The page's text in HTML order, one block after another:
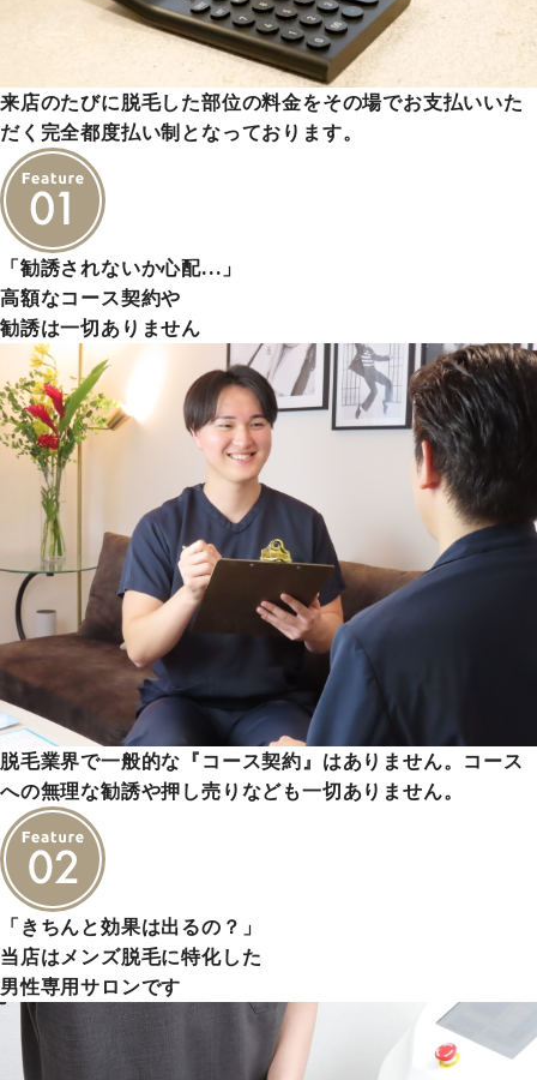
来店のたびに脱毛した部位の料金をその場でお支払いいた
だく完全都度払い制となっております。
「勧誘されないか心配…」
高額なコース契約や
勧誘は一切ありません
脱毛業界で一般的な『コース契約』はありません。コース
への無理な勧誘や押し売りなども一切ありません。
「きちんと効果は出るの？」
当店はメンズ脱毛に特化した
男性専用サロンです